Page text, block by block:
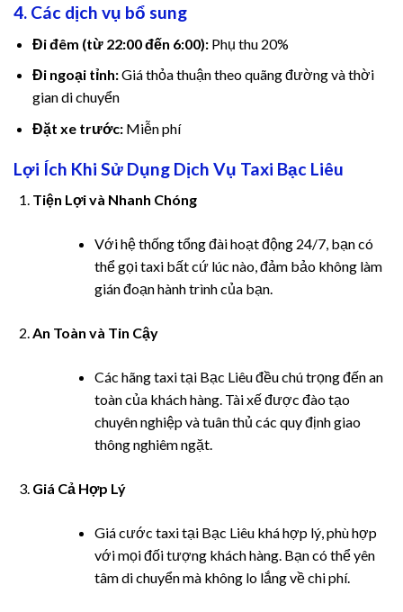
panel
panel
4. Các dịch vụ bổ sung
Đi đêm (từ 22:00 đến 6:00):Phụ thu 20%
Đi ngoại tỉnh:Giá thỏa thuận theo quãng đường và thời
gian di chuyển
Đặt xe trước:Miễn phí
Lợi Ích Khi Sử Dụng Dịch Vụ Taxi Bạc Liêu
Tiện Lợi và Nhanh Chóng
Với hệ thống tổng đài hoạt động 24/7, bạn có
thể gọi taxi bất cứ lúc nào, đảm bảo không làm
gián đoạn hành trình của bạn.
An Toàn và Tin Cậy
Các hãng taxi tại Bạc Liêu đều chú trọng đến an
toàn của khách hàng. Tài xế được đào tạo
chuyên nghiệp và tuân thủ các quy định giao
thông nghiêm ngặt.
Giá Cả Hợp Lý
Giá cước taxi tại Bạc Liêu khá hợp lý, phù hợp
với mọi đối tượng khách hàng. Bạn có thể yên
tâm di chuyển mà không lo lắng về chi phí.